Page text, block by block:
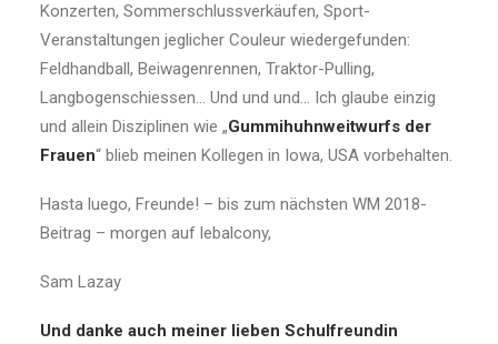
Konzerten, Sommerschlussverkäufen, Sport-
Veranstaltungen jeglicher Couleur wiedergefunden:
Feldhandball, Beiwagenrennen, Traktor-Pulling,
Langbogenschiessen… Und und und… Ich glaube einzig
und allein Disziplinen wie „Gummihuhnweitwurfs der
Frauen“ blieb meinen Kollegen in Iowa, USA vorbehalten.
Hasta luego, Freunde! – bis zum nächsten WM 2018-
Beitrag – morgen auf lebalcony,
Sam Lazay
Und danke auch meiner lieben Schulfreundin